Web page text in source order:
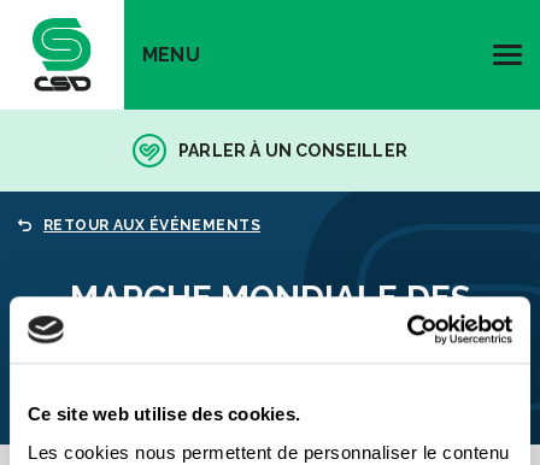
Ce site web utilise des cookies.
Les cookies nous permettent de personnaliser le contenu
MENU
PARLER À UN CONSEILLER
RETOUR AUX ÉVÉNEMENTS
MARCHE MONDIALE DES